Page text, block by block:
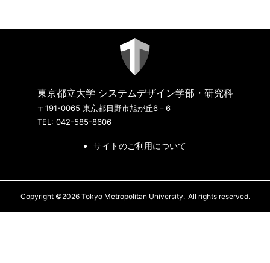
東京都立大学 システムデザイン学部・研究科
〒191-0065 東京都日野市旭が丘6－6
TEL: 042-585-8606
サイトのご利用について
Copyright ©2026 Tokyo Metropolitan University. All rights reserved.